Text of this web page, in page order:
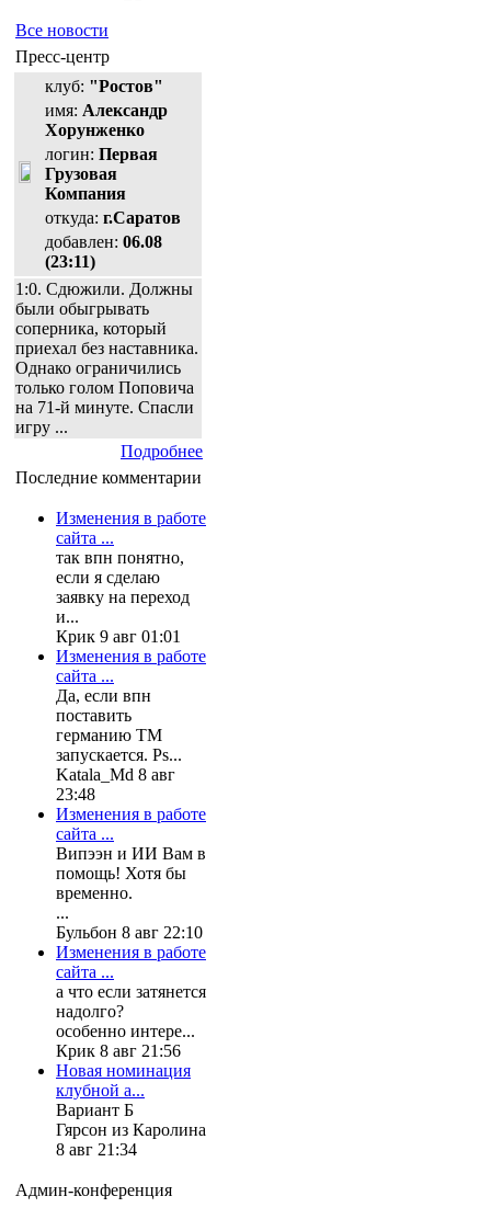
Все новости
Пресс-центр
клуб: "Ростов"
имя: Александр
Хорунженко
логин: Первая
Грузовая
Компания
откуда: г.Саратов
добавлен: 06.08
(23:11)
1:0. Сдюжили. Должны
были обыгрывать
соперника, который
приехал без наставника.
Однако ограничились
только голом Поповича
на 71-й минуте. Спасли
игру ...
Подробнее
Последние комментарии
Изменения в работе
сайта ...
так впн понятно,
если я сделаю
заявку на переход
и...
Крик 9 авг 01:01
Изменения в работе
сайта ...
Да, если впн
поставить
германию ТМ
запускается. Ps...
Katala_Md 8 авг
23:48
Изменения в работе
сайта ...
Випээн и ИИ Вам в
помощь! Хотя бы
временно.
...
Бульбон 8 авг 22:10
Изменения в работе
сайта ...
а что если затянется
надолго?
особенно интере...
Крик 8 авг 21:56
Новая номинация
клубной а...
Вариант Б
Гярсон из Каролина
8 авг 21:34
Админ-конференция